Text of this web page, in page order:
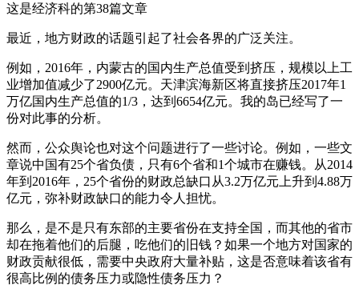
这是经济科的第38篇文章
最近，地方财政的话题引起了社会各界的广泛关注。
例如，2016年，内蒙古的国内生产总值受到挤压，规模以上工
业增加值减少了2900亿元。天津滨海新区将直接挤压2017年1
万亿国内生产总值的1/3，达到6654亿元。我的岛已经写了一
份对此事的分析。
然而，公众舆论也对这个问题进行了一些讨论。例如，一些文
章说中国有25个省负债，只有6个省和1个城市在赚钱。从2014
年到2016年，25个省份的财政总缺口从3.2万亿元上升到4.88万
亿元，弥补财政缺口的能力令人担忧。
那么，是不是只有东部的主要省份在支持全国，而其他的省市
却在拖着他们的后腿，吃他们的旧钱？如果一个地方对国家的
财政贡献很低，需要中央政府大量补贴，这是否意味着该省有
很高比例的债务压力或隐性债务压力？